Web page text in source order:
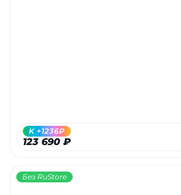
123 690 ₽
K +1236₽
Без RuStore